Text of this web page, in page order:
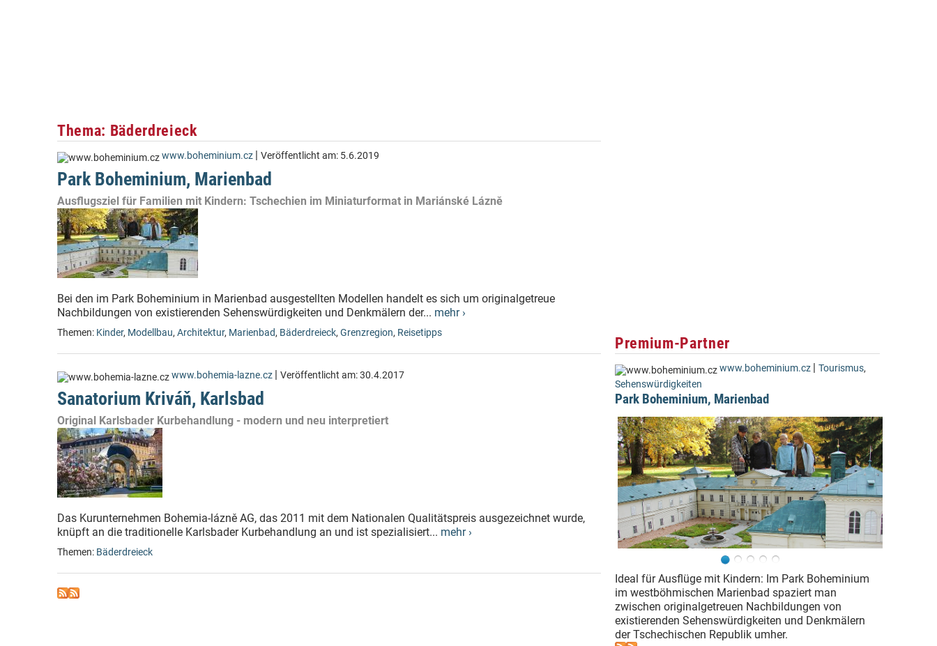
Thema: Bäderdreieck
www.boheminium.cz | Veröffentlicht am: 5.6.2019
Park Boheminium, Marienbad
Ausflugsziel für Familien mit Kindern: Tschechien im Miniaturformat in Mariánské Lázně
Bei den im Park Boheminium in Marienbad ausgestellten Modellen handelt es sich um originalgetreue
Nachbildungen von existierenden Sehenswürdigkeiten und Denkmälern der... mehr ›
Themen: Kinder, Modellbau, Architektur, Marienbad, Bäderdreieck, Grenzregion, Reisetipps
www.bohemia-lazne.cz | Veröffentlicht am:30.4.2017
Sanatorium Kriváň, Karlsbad
Original Karlsbader Kurbehandlung - modern und neu interpretiert
Das Kurunternehmen Bohemia-lázně AG, das 2011 mit dem Nationalen Qualitätspreis ausgezeichnet wurde,
knüpft an die traditionelle Karlsbader Kurbehandlung an und ist spezialisiert... mehr ›
Themen: Bäderdreieck
Premium-Partner
www.boheminium.cz | Tourismus,
Sehenswürdigkeiten
Park Boheminium, Marienbad
Ideal für Ausflüge mit Kindern: Im Park Boheminium
im westböhmischen Marienbad spaziert man
zwischen originalgetreuen Nachbildungen von
existierenden Sehenswürdigkeiten und Denkmälern
der Tschechischen Republik umher.